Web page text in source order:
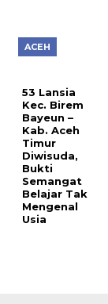
ACEH
53 Lansia
Kec. Birem
Bayeun –
Kab. Aceh
Timur
Diwisuda,
Bukti
Semangat
Belajar Tak
Mengenal
Usia